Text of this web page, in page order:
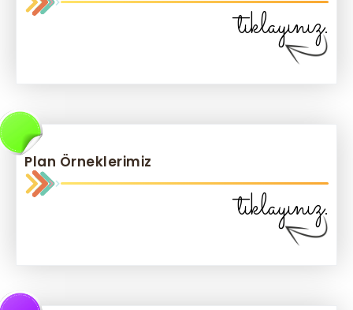
tıklayınız.
Plan Örneklerimiz
tıklayınız.